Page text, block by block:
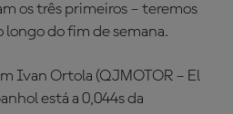
os três primeiros – teremos
longo do fim de semana.
Ivan Ortola (QJMOTOR – El
está a 0,044s da